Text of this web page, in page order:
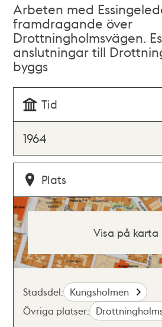
Arbeten med
framdragande över
Drottningholmsvägen.
anslutningar till
byggs
Tid
1964
Plats
Visa på karta
Stadsdel: Kungsholmen
Övriga platser: